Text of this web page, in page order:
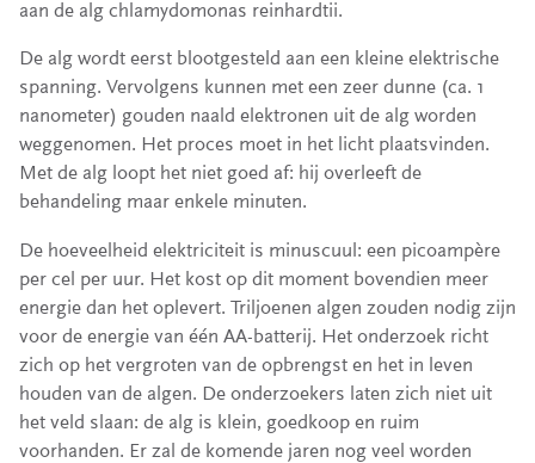
aan de alg chlamydomonas reinhardtii.
De alg wordt eerst blootgesteld aan een kleine elektrische
spanning. Vervolgens kunnen met een zeer dunne (ca. 1
nanometer) gouden naald elektronen uit de alg worden
weggenomen. Het proces moet in het licht plaatsvinden.
Met de alg loopt het niet goed af: hij overleeft de
behandeling maar enkele minuten.
De hoeveelheid elektriciteit is minuscuul: een picoampère
per cel per uur. Het kost op dit moment bovendien meer
energie dan het oplevert. Triljoenen algen zouden nodig zijn
voor de energie van één AA-batterij. Het onderzoek richt
zich op het vergroten van de opbrengst en het in leven
houden van de algen. De onderzoekers laten zich niet uit
het veld slaan: de alg is klein, goedkoop en ruim
voorhanden. Er zal de komende jaren nog veel worden